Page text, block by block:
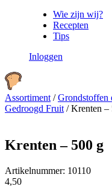
Wie zijn wij?
Recepten
Tips
Inloggen
Assortiment /Grondstoffen
Gedroogd Fruit /Krenten –
Krenten – 500 g
Artikelnummer: 10110
4,50